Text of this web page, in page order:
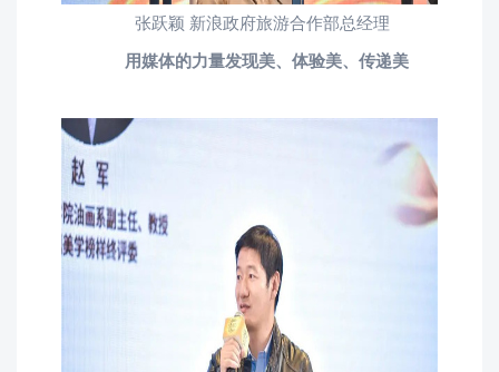
张跃颖 新浪政府旅游合作部总经理
用媒体的力量发现美、体验美、传递美